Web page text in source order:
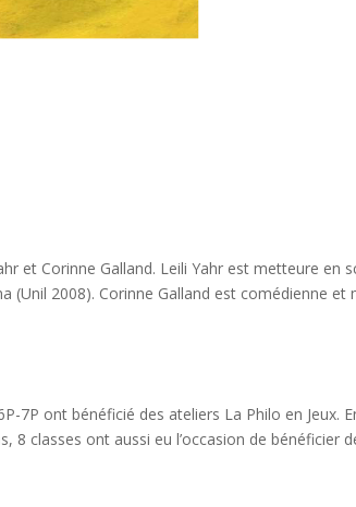
et Corinne Galland. Leili Yahr est metteure
(Unil 2008). Corinne Galland est comédienne
7P ont bénéficié des ateliers La Philo en
8 classes ont aussi eu l’occasion de